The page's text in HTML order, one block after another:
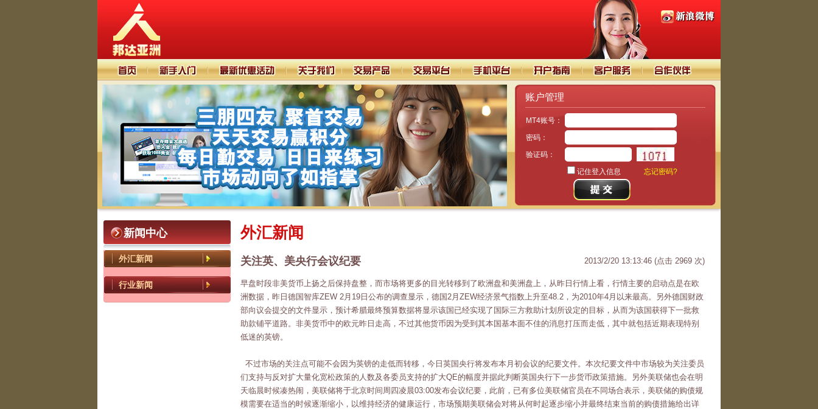
账户管理
MT4账号：
密码：
验证码：
记住登入信息
忘记密码?
新闻中心
外汇新闻
行业新闻
外汇新闻
2013/2/20 13:13:46 (点击 2969 次)
关注英、美央行会议纪要
早盘时段非美货币上扬之后保持盘整，而市场将更多的目光转移到了欧洲盘和美洲盘上，从昨日行情上看，行情主要的启动点是在欧
洲数据，昨日德国智库ZEW 2月19日公布的调查显示，德国2月ZEW经济景气指数上升至48.2，为2010年4月以来最高。另外德国财政
部向议会提交的文件显示，预计希腊最终预算数据将显示该国已经实现了国际三方救助计划所设定的目标，从而为该国获得下一批救
助款铺平道路。非美货币中的欧元昨日走高，不过其他货币因为受到其本国基本面不佳的消息打压而走低，其中就包括近期表现特别
低迷的英镑。
不过市场的关注点可能不会因为英镑的走低而转移，今日英国央行将发布本月初会议的纪要文件。本次纪要文件中市场较为关注委员
们支持与反对扩大量化宽松政策的人数及各委员支持的扩大QE的幅度并据此判断英国央行下一步货币政策措施。另外美联储也会在明
天临晨时候凑热闹，美联储将于北京时间周四凌晨03:00发布会议纪要，此前，已有多位美联储官员在不同场合表示，美联储的购债规
模需要在适当的时候逐渐缩小，以维持经济的健康运行，市场预期美联储会对将从何时起逐步缩小并最终结束当前的购债措施给出详